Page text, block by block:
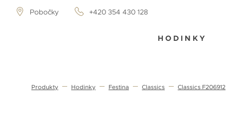
Pobočky +420 354 430 128
HODINKY
Produkty Hodinky Festina Classics Classics F206912